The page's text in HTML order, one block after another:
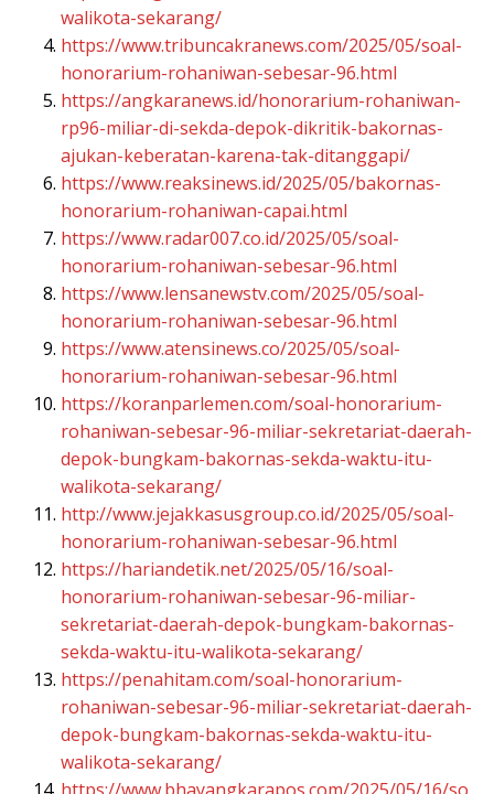
walikota-sekarang/
https://www.tribuncakranews.com/2025/05/soal-
honorarium-rohaniwan-sebesar-96.html
https://angkaranews.id/honorarium-rohaniwan-
rp96-miliar-di-sekda-depok-dikritik-bakornas-
ajukan-keberatan-karena-tak-ditanggapi/
https://www.reaksinews.id/2025/05/bakornas-
honorarium-rohaniwan-capai.html
https://www.radar007.co.id/2025/05/soal-
honorarium-rohaniwan-sebesar-96.html
https://www.lensanewstv.com/2025/05/soal-
honorarium-rohaniwan-sebesar-96.html
https://www.atensinews.co/2025/05/soal-
honorarium-rohaniwan-sebesar-96.html
https://koranparlemen.com/soal-honorarium-
rohaniwan-sebesar-96-miliar-sekretariat-daerah-
depok-bungkam-bakornas-sekda-waktu-itu-
walikota-sekarang/
http://www.jejakkasusgroup.co.id/2025/05/soal-
honorarium-rohaniwan-sebesar-96.html
https://hariandetik.net/2025/05/16/soal-
honorarium-rohaniwan-sebesar-96-miliar-
sekretariat-daerah-depok-bungkam-bakornas-
sekda-waktu-itu-walikota-sekarang/
https://penahitam.com/soal-honorarium-
rohaniwan-sebesar-96-miliar-sekretariat-daerah-
depok-bungkam-bakornas-sekda-waktu-itu-
walikota-sekarang/